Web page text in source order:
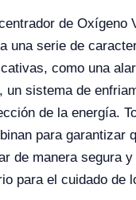
de Oxígeno
una serie de
como una
un sistema de
de la energía.
para garantizar
de manera segura
para el cuidado de